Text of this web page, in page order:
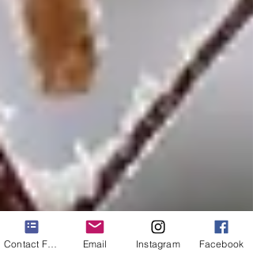
Contact Form Email Instagram Facebook